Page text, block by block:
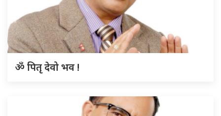
ॐ पितृ देवो भव !